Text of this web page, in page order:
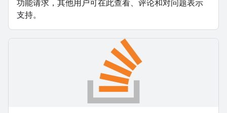
功能请求，其他用户可在此查看、评论和对问题表示
支持。